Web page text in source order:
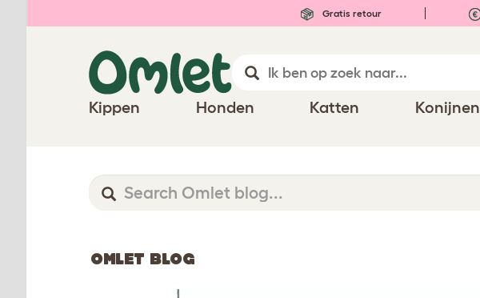
Gratis retour
Kippen Honden Katten Konijnen
OMLET BLOG